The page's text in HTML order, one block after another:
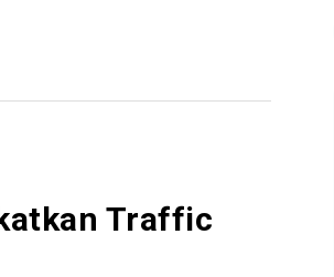
Traffic